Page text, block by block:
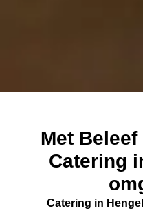
Met
Catering
Catering in